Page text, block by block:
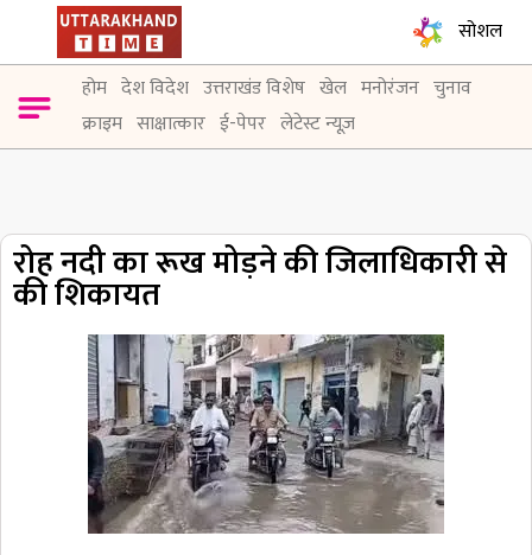
सोशल
होम देश विदेश उत्तराखंड विशेष खेल मनोरंजन चुनाव
क्राइम साक्षात्कार ई-पेपर लेटेस्ट न्यूज़
रोह नदी का रूख मोड़ने की जिलाधिकारी से
की शिकायत